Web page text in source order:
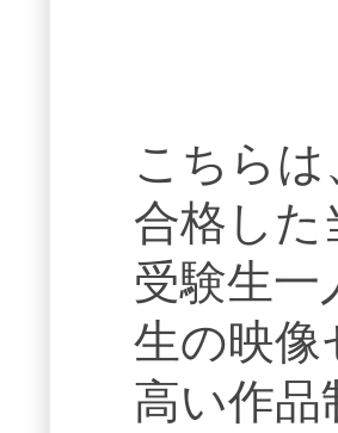
こちら
合格した
受験生一
生の映像
高い作品